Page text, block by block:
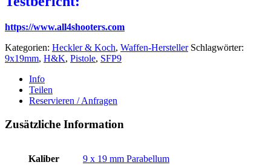
https://www.all4shooters.com
Kategorien: Heckler & Koch, Waffen-Hersteller Schlagwörter:
9x19mm, H&K, Pistole, SFP9
Info
Teilen
Reservieren / Anfragen
Zusätzliche Information
Kaliber 9 x 19 mm Parabellum